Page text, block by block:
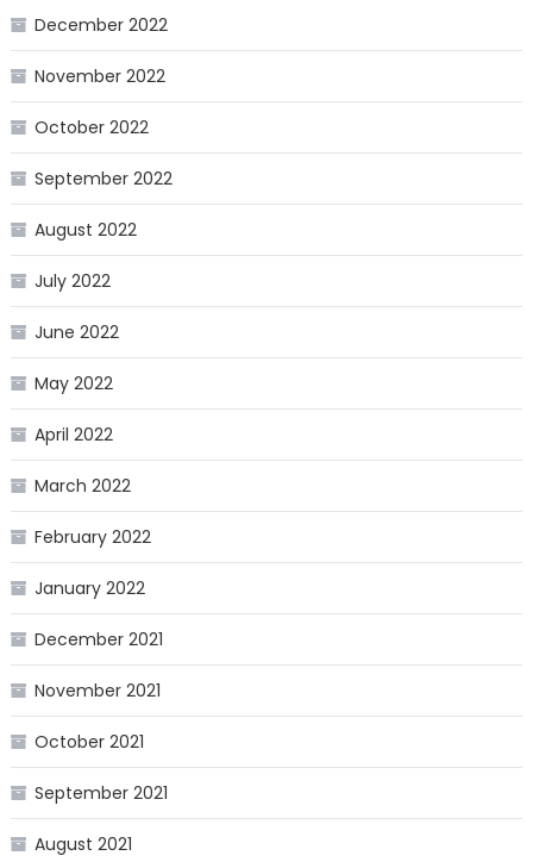
December 2022
November 2022
October 2022
September 2022
August 2022
July 2022
June 2022
May 2022
April 2022
March 2022
February 2022
January 2022
December 2021
November 2021
October 2021
September 2021
August 2021